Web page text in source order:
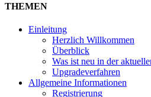
THEMEN
Einleitung
Herzlich Willkommen
Überblick
Was ist neu in der
Upgradeverfahren
Allgemeine Informationen
Registrierung